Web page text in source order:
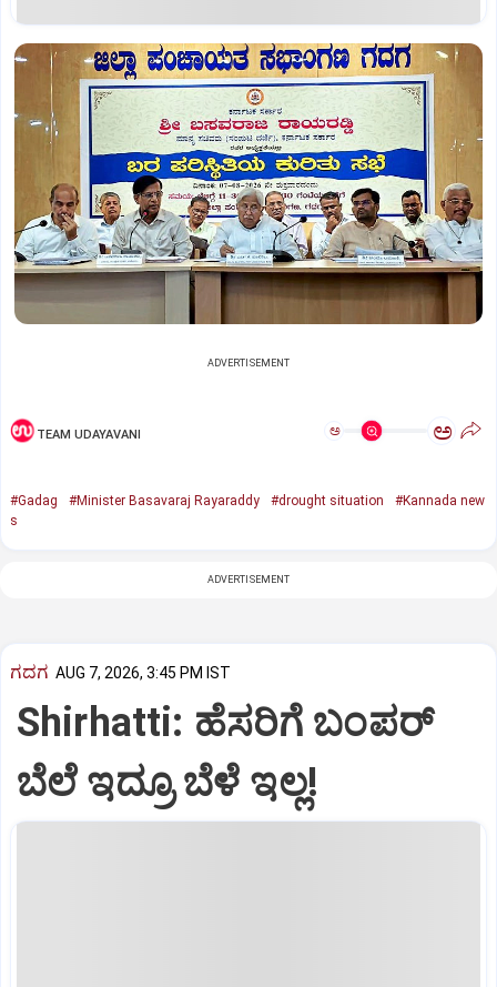
ADVERTISEMENT
TEAM UDAYAVANI ಅ ಅ
#Gadag #Minister Basavaraj Rayaraddy #drought situation
#Kannada new
s
ADVERTISEMENT
ಗದಗ AUG 7, 2026, 3:45 PM IST
Shirhatti: ಹೆಸರಿಗೆ ಬಂಪರ್
ಬೆಲೆ ಇದ್ರೂ ಬೆಳೆ ಇಲ್ಲ!